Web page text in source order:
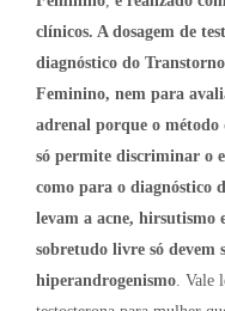
clínicos. A dosagem de
diagnóstico do
Feminino, nem para
adrenal porque o
só permite discriminar o
como para o diagnóstico
levam a acne, hirsutismo
sobretudo livre só devem
hiperandrogenismo. Vale